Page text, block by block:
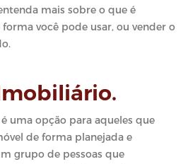
mais sobre o que é
você pode usar, ou vender o
uma opção para aqueles que
de forma planejada e
grupo de pessoas que